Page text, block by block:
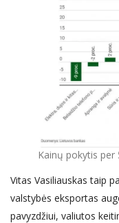
Kainų pokytis per
Vitas Vasiliauskas taip
valstybės eksportas
pavyzdžiui, valiutos